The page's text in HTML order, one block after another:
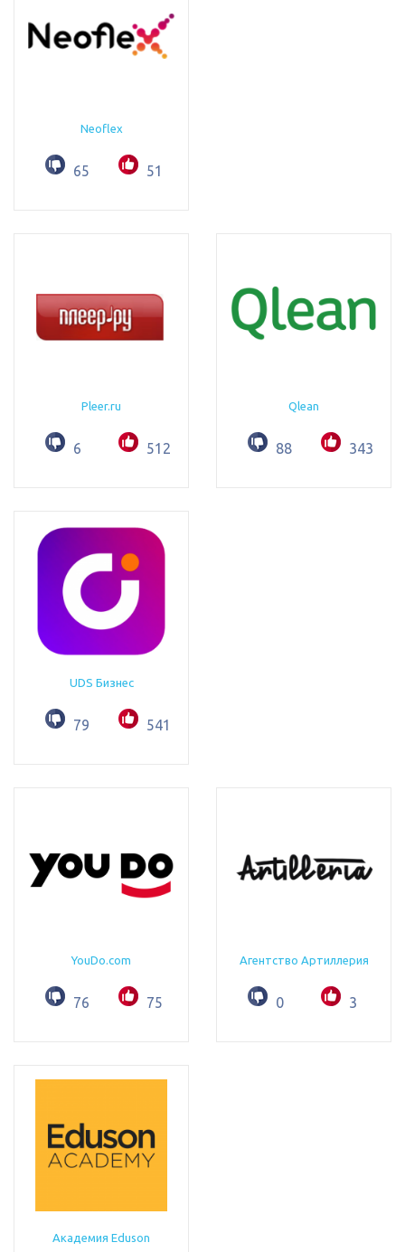
Neoflex
65 51
Pleer.ru
6 512
Qlean
88 343
UDS Бизнес
79 541
YouDo.com
76 75
Агентство Артиллерия
0 3
Академия Eduson